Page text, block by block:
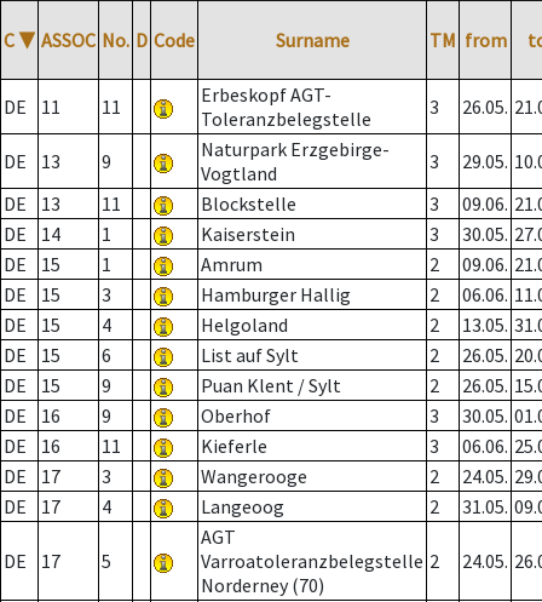
C ▼ ASSOC No. D Code Surname TM from
DE 11 11
Erbeskopf AGT-
Toleranzbelegstelle
3 26.05.
DE 13 9
Naturpark Erzgebirge-
Vogtland
3 29.05.
DE
13 11 Blockstelle 3 09.06.
DE
14 1 Kaiserstein 3 30.05.
DE
15 1 Amrum 2 09.06.
DE
15 3 Hamburger Hallig 2 06.06.
DE
15 4 Helgoland 2 13.05.
DE
15 6 List auf Sylt 2 26.05.
DE
15 9 Puan Klent / Sylt 2 26.05.
DE
16 9 Oberhof 3 30.05.
DE
16 11 Kieferle 3 06.06.
DE
17 3 Wangerooge 2 24.05.
DE
17 4 Langeoog 2 31.05.
DE 17 5
AGT
Varroatoleranzbelegstelle
Norderney (70)
2 24.05.